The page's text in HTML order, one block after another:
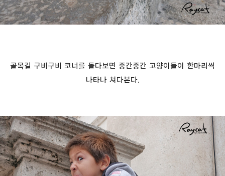
골목길 구비구비 코너를 돌다보면 중간중간 고양이들이 한마리씩
나타나 쳐다본다.